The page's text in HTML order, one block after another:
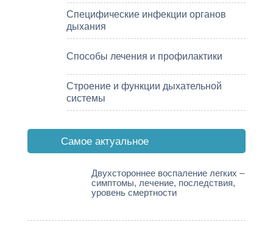
Специфические инфекции органов
дыхания
Способы лечения и профилактики
Строение и функции дыхательной
системы
Cамое актуальное
Двухстороннее воспаление легких –
симптомы, лечение, последствия,
уровень смертности